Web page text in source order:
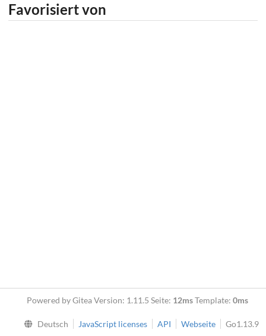
Favorisiert von
Powered by Gitea Version: 1.11.5 Seite: 12msTemplate: 0ms
Deutsch JavaScript licenses API Webseite Go1.13.9